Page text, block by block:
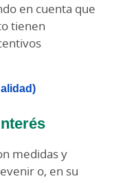
en cuenta que
tienen
medidas y
o, en su